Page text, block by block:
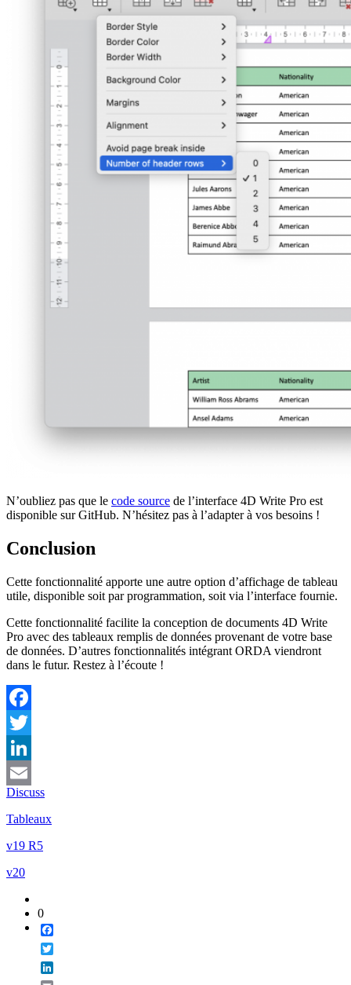
N’oubliez pas que le code source de l’interface 4D Write Pro est
disponible sur GitHub. N’hésitez pas à l’adapter à vos besoins !
Conclusion
Cette fonctionnalité apporte une autre option d’affichage de tableau
utile, disponible soit par programmation, soit via l’interface fournie.
Cette fonctionnalité facilite la conception de documents 4D Write
Pro avec des tableaux remplis de données provenant de votre base
de données. D’autres fonctionnalités intégrant ORDA viendront
dans le futur. Restez à l’écoute !
Facebook
Twitter
LinkedIn
Email
Discuss
Tableaux
v19 R5
v20
0